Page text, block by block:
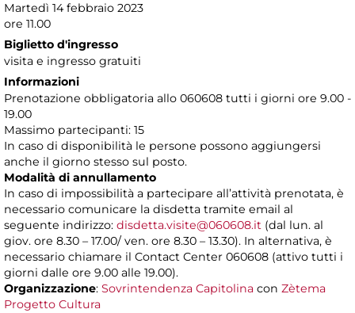
Martedì 14 febbraio 2023
ore 11.00
Biglietto d'ingresso
visita e ingresso gratuiti
Informazioni
Prenotazione obbligatoria allo 060608 tutti i giorni ore 9.00 -
19.00
Massimo partecipanti: 15
In caso di disponibilità le persone possono aggiungersi
anche il giorno stesso sul posto.
Modalità di annullamento
In caso di impossibilità a partecipare all’attività prenotata, è
necessario comunicare la disdetta tramite email al
seguente indirizzo: disdetta.visite@060608.it (dal lun. al
giov. ore 8.30 – 17.00/ ven. ore 8.30 – 13.30). In alternativa, è
necessario chiamare il Contact Center 060608 (attivo tutti i
giorni dalle ore 9.00 alle 19.00).
Organizzazione: Sovrintendenza Capitolina con Zètema
Progetto Cultura